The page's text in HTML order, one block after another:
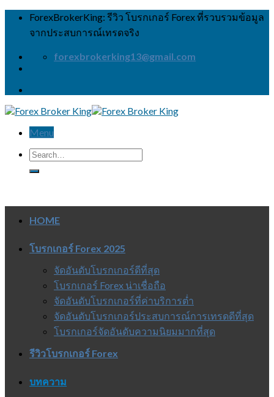
Skip
content
ForexBrokerKing: รีวิว โบรกเกอร์ Forex ที่รวบรวมข้อมูล
จากประสบการณ์เทรดจริง
forexbrokerking13@gmail.com
Menu
HOME
โบรกเกอร์ Forex 2025
จัดอันดับโบรกเกอร์ดีที่สุด
โบรกเกอร์ Forex น่าเชื่อถือ
จัดอันดับโบรกเกอร์ที่ค่าบริการต่ำ
จัดอันดับโบรกเกอร์ประสบการณ์การเทรดดีที่สุด
โบรกเกอร์จัดอันดับความนิยมมากที่สุด
รีวิวโบรกเกอร์ Forex
บทความ